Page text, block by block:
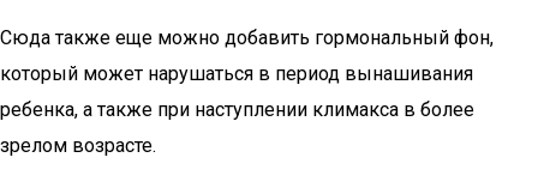
Сюда также еще можно добавить гормональный фон,
который может нарушаться в период вынашивания
ребенка, а также при наступлении климакса в более
зрелом возрасте.